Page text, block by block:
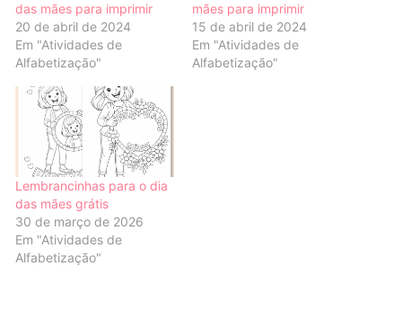
das mães para imprimir
20 de abril de 2024
Em "Atividades de
Alfabetização"
mães para imprimir
15 de abril de 2024
Em "Atividades de
Alfabetização"
Lembrancinhas para o dia
das mães grátis
30 de março de 2026
Em "Atividades de
Alfabetização"